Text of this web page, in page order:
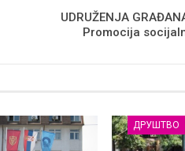
UDRUŽENJA
Promocija
ДРУШТВО